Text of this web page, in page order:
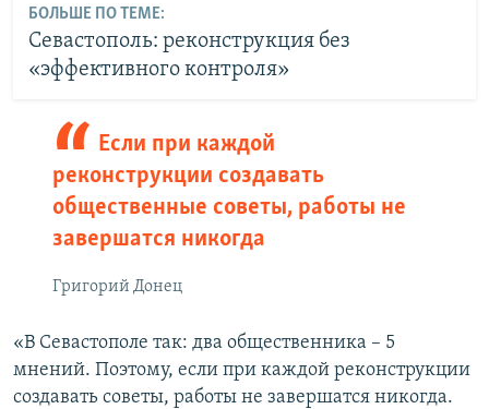
БОЛЬШЕ ПО ТЕМЕ:
Севастополь: реконструкция без
«эффективного контроля»
Если при каждой
реконструкции создавать
общественные советы, работы не
завершатся никогда
Григорий Донец
«В Севастополе так: два общественника – 5
мнений. Поэтому, если при каждой реконструкции
создавать советы, работы не завершатся никогда.